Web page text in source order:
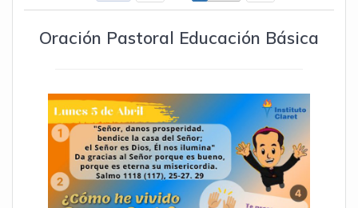
Oración Pastoral Educación Básica